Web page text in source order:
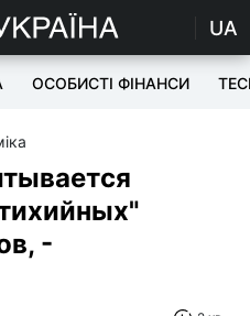
UA
ОСОБИСТІ ФІНАНСИ
-